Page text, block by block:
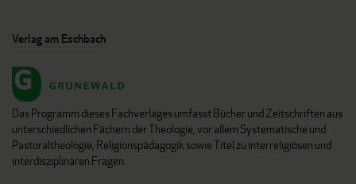
Verlag am Eschbach
Das Programm dieses Fachverlages umfasst Bücher und Zeitschriften aus
unterschiedlichen Fächern der Theologie, vor allem Systematische und
Pastoraltheologie, Religionspädagogik sowie Titel zu interreligiösen und
interdisziplinären Fragen.